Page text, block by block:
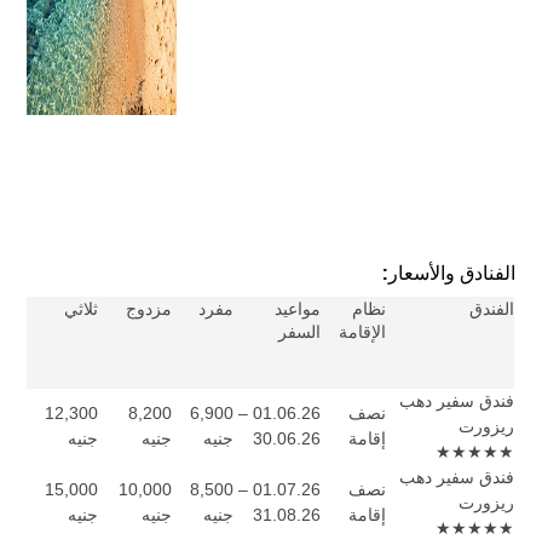
الفنادق والأسعار:
الفندق
نظام
الإقامة
مواعيد
السفر
مفرد مزدوج ثلاثي
فندق سفير دهب
ريزورت
★★★★★
نصف
إقامة
01.06.26 –
30.06.26
6,900
جنيه
8,200
جنيه
12,300
جنيه
فندق سفير دهب
ريزورت
★★★★★
نصف
إقامة
01.07.26 –
31.08.26
8,500
جنيه
10,000
جنيه
15,000
جنيه